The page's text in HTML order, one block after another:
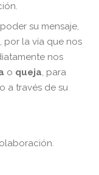
su mensaje,
por la vía que nos
nos
o queja, para
a través de su